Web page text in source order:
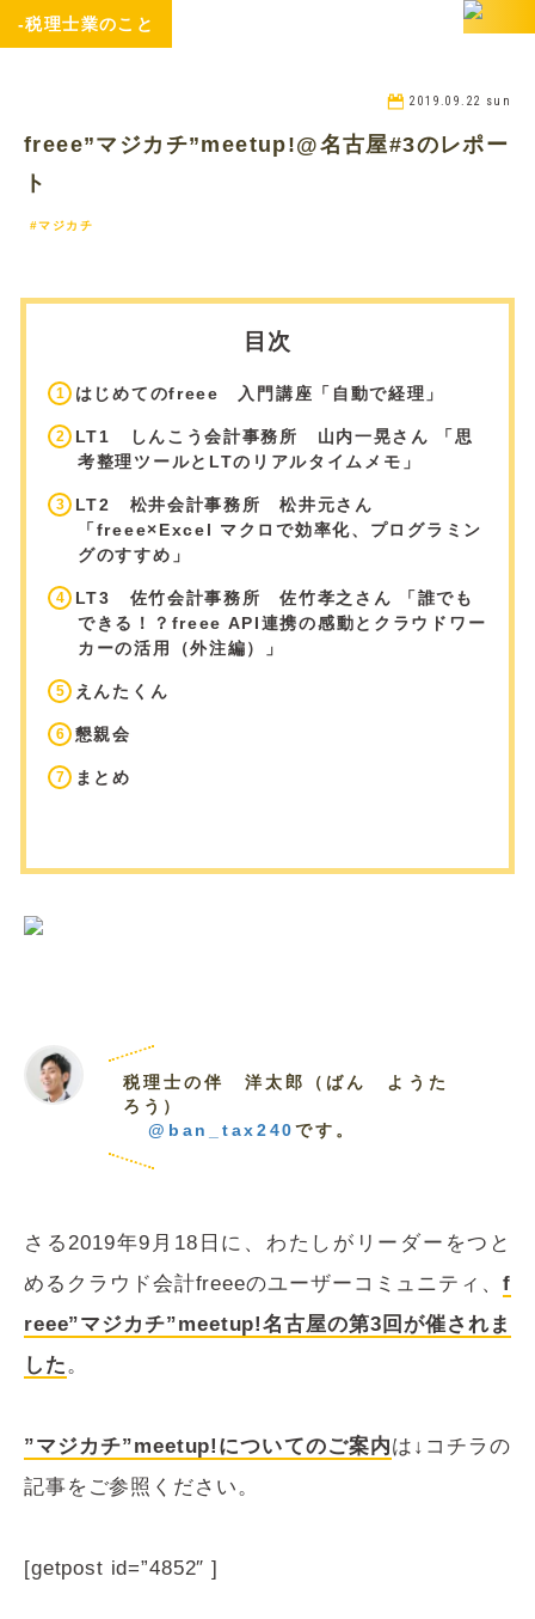
-税理士業のこと
2019.09.22 sun
freee”マジカチ”meetup!@名古屋#3のレポー
ト
#マジカチ
目次
はじめてのfreee 入門講座「自動で経理」
LT1 しんこう会計事務所 山内一晃さん 「思
考整理ツールとLTのリアルタイムメモ」
LT2 松井会計事務所 松井元さん
「freee×Excel マクロで効率化、プログラミン
グのすすめ」
LT3 佐竹会計事務所 佐竹孝之さん 「誰でも
できる！？freee API連携の感動とクラウドワー
カーの活用（外注編）」
えんたくん
懇親会
まとめ
税理士の伴 洋太郎（ばん ようた
ろう）
@ban_tax240です。
さる2019年9月18日に、わたしがリーダーをつと
めるクラウド会計freeeのユーザーコミュニティ、f
reee”マジカチ”meetup!名古屋の第3回が催されま
した。
”マジカチ”meetup!についてのご案内は↓コチラの
記事をご参照ください。
[getpost id=”4852″ ]